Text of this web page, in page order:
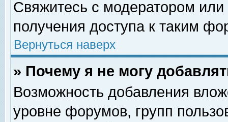
Свяжитесь с модератором
получения доступа к таким
Вернуться наверх
» Почему я не могу
Возможность добавления
уровне форумов, групп